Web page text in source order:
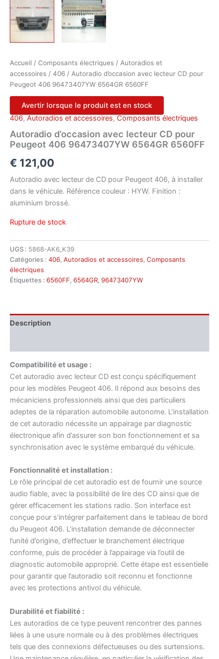
Accueil / Composants électriques / Autoradios et
accessoires / 406 / Autoradio d’occasion avec lecteur CD pour
Peugeot 406 96473407YW 6564GR 6560FF
Avertir lorsque le produit est en stock
406, Autoradios et accessoires, Composants électriques
Autoradio d’occasion avec lecteur CD pour
Peugeot 406 96473407YW 6564GR 6560FF
€ 121,00
Autoradio avec lecteur de CD pour Peugeot 406, à installer
dans le véhicule. Référence couleur : HYW. Finition :
aluminium brossé.
Rupture de stock
UGS : 5868-AK6_K39
Catégories : 406, Autoradios et accessoires, Composants
électriques
Étiquettes : 6560FF, 6564GR, 96473407YW
Description
Compatibilité et usage :
Cet autoradio avec lecteur CD est conçu spécifiquement
pour les modèles Peugeot 406. Il répond aux besoins des
mécaniciens professionnels ainsi que des particuliers
adeptes de la réparation automobile autonome. L’installation
de cet autoradio nécessite un appairage par diagnostic
électronique afin d’assurer son bon fonctionnement et sa
synchronisation avec le système embarqué du véhicule.
Fonctionnalité et installation :
Le rôle principal de cet autoradio est de fournir une source
audio fiable, avec la possibilité de lire des CD ainsi que de
gérer efficacement les stations radio. Son interface est
conçue pour s’intégrer parfaitement dans le tableau de bord
du Peugeot 406. L’installation demande de déconnecter
l’unité d’origine, d’effectuer le branchement électrique
conforme, puis de procéder à l’appairage via l’outil de
diagnostic automobile approprié. Cette étape est essentielle
pour garantir que l’autoradio soit reconnu et fonctionne
avec les protections antivol du véhicule.
Durabilité et fiabilité :
Les autoradios de ce type peuvent rencontrer des pannes
liées à une usure normale ou à des problèmes électriques
tels que des connexions défectueuses ou des surtensions.